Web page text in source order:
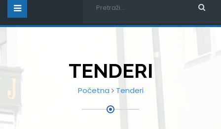
TENDERI
Početna Tenderi